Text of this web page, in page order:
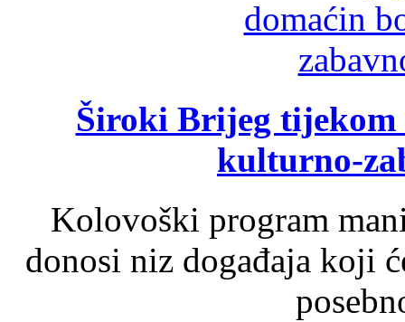
Široki Brijeg tijekom
kulturno-
Kolovoški program
donosi niz događaja koji